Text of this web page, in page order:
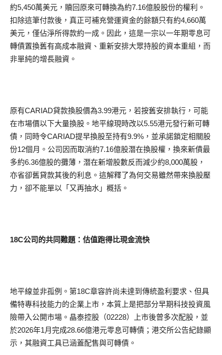
約5,450萬美元，贖回原來可轉換為約7.16億股股份的權利。
扣除這筆付款後，真正可補充營運資金的餘額只有約4,660萬
美元，僅佔淨所得款約一成。因此，這是一宗以一年期零息可
轉債置換舊有高成本融資、重新安排大眾持股的資本重組，而
非單純的增長融資。
原有CARIAD貸款換股價為3.99港元，若按舊安排執行，可能
在市場價以下大量換股。地平線現時改以5.55港元發行新可轉
債，同時令CARIAD提早換股至持有9.9%，並承諾鎖定相關股
份12個月。公司因而取消約7.16億股潛在換股權，換來新債最
多約6.36億股的攤薄，潛在新增股數反而減少約8,000萬股，
亦省卻舊貸款其後的利息。這解釋了為何交易雖然帶來換股壓
力，卻不能單以「又再抽水」概括。
18C公司的共同難題：估值跑得比現金流快
地平線並非孤例。第18C章容許尚未達到傳統盈利要求、但具
備特專科技能力的企業上市，本質上是把部分早期科技投資風
險帶入公開市場。晶泰控股（02228）上市後曾多次配股，並
於2026年1月完成28.66億港元零息可轉債；港交所公告紀錄顯
示，其融資工具已涵蓋配售與可轉債。